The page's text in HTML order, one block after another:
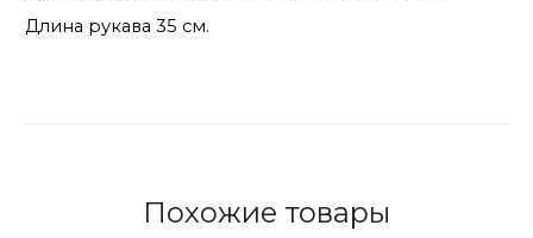
Длина рукава 35 см.
Похожие товары